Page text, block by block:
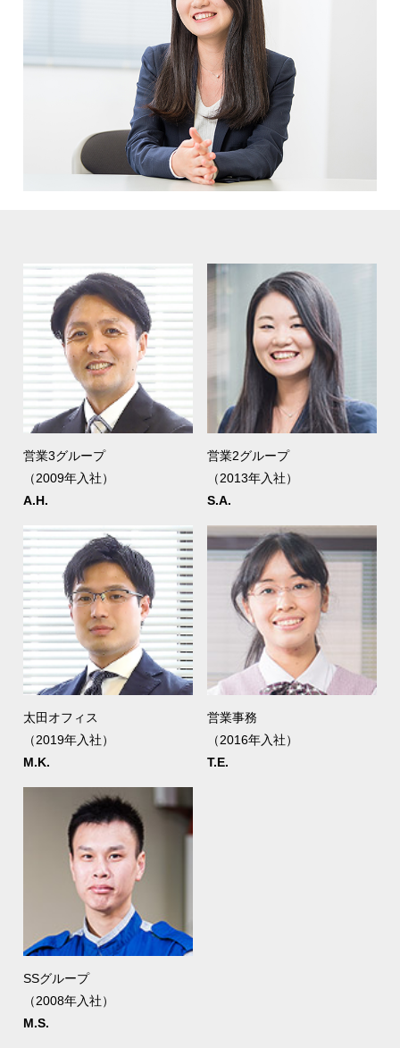
営業3グループ
（2009年入社）
A.H.
営業2グループ
（2013年入社）
S.A.
太田オフィス
（2019年入社）
M.K.
営業事務
（2016年入社）
T.E.
SSグループ
（2008年入社）
M.S.